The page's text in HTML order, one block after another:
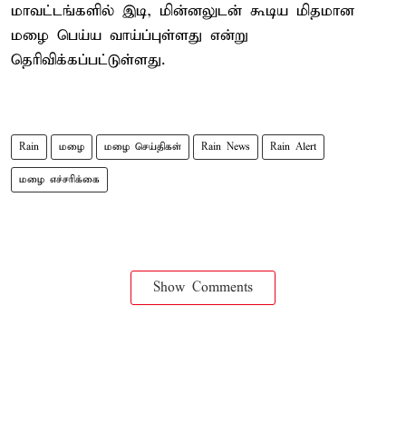
மாவட்டங்களில் இடி, மின்னலுடன் கூடிய மிதமான
மழை பெய்ய வாய்ப்புள்ளது என்று
தெரிவிக்கப்பட்டுள்ளது.
Rain மழை மழை செய்திகள் Rain News Rain Alert
மழை எச்சரிக்கை
Show Comments